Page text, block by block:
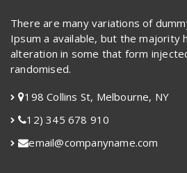
There are many variations of
Ipsum a available, but the majority
alteration in some that form
randomised.
198 Collins St, Melbourne, NY
12) 345 678 910
email@companyname.com